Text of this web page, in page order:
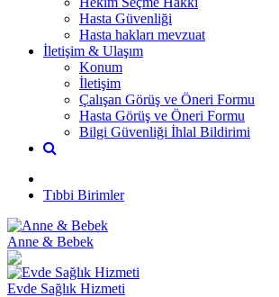
Hasta Güvenliği
Hasta hakları mevzuat
İletişim & Ulaşım
Konum
İletişim
Çalışan Görüş ve Öneri Formu
Hasta Görüş ve Öneri Formu
Bilgi Güvenliği İhlal Bildirimi
Tıbbi Birimler
Anne & Bebek
Evde Sağlık Hizmeti